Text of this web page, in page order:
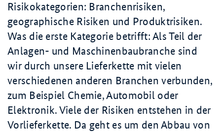
Risikokategorien: Branchenrisiken,
geographische Risiken und Produktrisiken.
Was die erste Kategorie betrifft: Als Teil der
Anlagen- und Maschinenbaubranche sind
wir durch unsere Lieferkette mit vielen
verschiedenen anderen Branchen verbunden,
zum Beispiel Chemie, Automobil oder
Elektronik. Viele der Risiken entstehen in der
Vorlieferkette. Da geht es um den Abbau von